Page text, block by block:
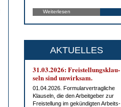
Weiterlesen
AKTUELLES
31.03.2026: Frei­stel­lungs­klau­
seln sind un­wirk­sam.
01.04.2026. For­mu­lar­ver­trag­li­che
Klau­seln, die den Ar­beit­ge­ber zur
Frei­stel­lung im ge­kün­dig­ten Ar­beits­